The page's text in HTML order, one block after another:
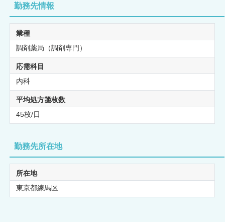
勤務先情報
業種
調剤薬局（調剤専門）
応需科目
内科
平均処方箋枚数
45枚/日
勤務先所在地
所在地
東京都練馬区